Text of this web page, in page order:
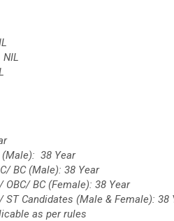
NIL
(Male): 38 Year
BC (Male): 38 Year
BC (Female): 38 Year
ST Candidates (Male & Female): 38
as per rules